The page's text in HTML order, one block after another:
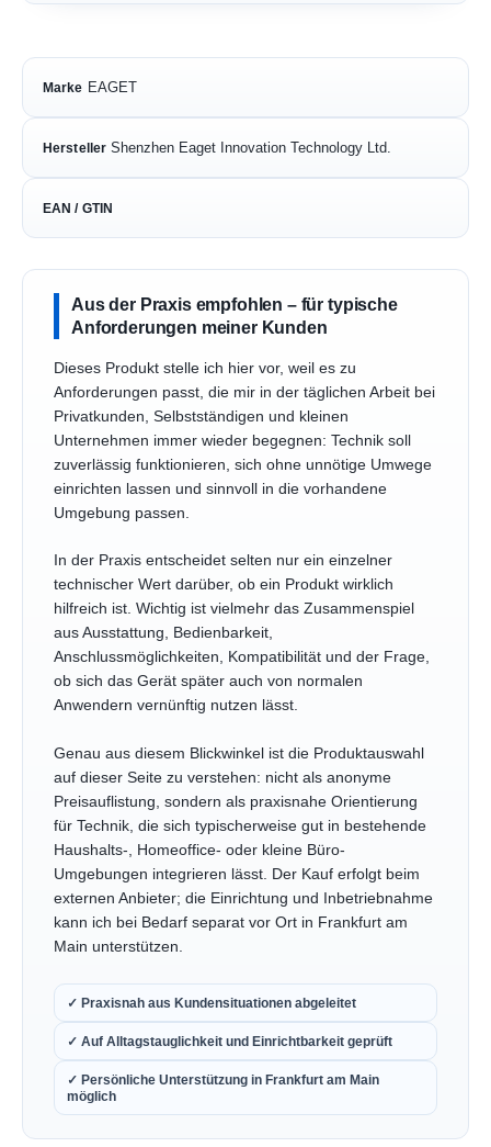
Marke EAGET
Hersteller Shenzhen Eaget Innovation Technology Ltd.
EAN / GTIN
Aus der Praxis empfohlen – für typische
Anforderungen meiner Kunden
Dieses Produkt stelle ich hier vor, weil es zu
Anforderungen passt, die mir in der täglichen Arbeit bei
Privatkunden, Selbstständigen und kleinen
Unternehmen immer wieder begegnen: Technik soll
zuverlässig funktionieren, sich ohne unnötige Umwege
einrichten lassen und sinnvoll in die vorhandene
Umgebung passen.
In der Praxis entscheidet selten nur ein einzelner
technischer Wert darüber, ob ein Produkt wirklich
hilfreich ist. Wichtig ist vielmehr das Zusammenspiel
aus Ausstattung, Bedienbarkeit,
Anschlussmöglichkeiten, Kompatibilität und der Frage,
ob sich das Gerät später auch von normalen
Anwendern vernünftig nutzen lässt.
Genau aus diesem Blickwinkel ist die Produktauswahl
auf dieser Seite zu verstehen: nicht als anonyme
Preisauflistung, sondern als praxisnahe Orientierung
für Technik, die sich typischerweise gut in bestehende
Haushalts-, Homeoffice- oder kleine Büro-
Umgebungen integrieren lässt. Der Kauf erfolgt beim
externen Anbieter; die Einrichtung und Inbetriebnahme
kann ich bei Bedarf separat vor Ort in Frankfurt am
Main unterstützen.
✓ Praxisnah aus Kundensituationen abgeleitet
✓ Auf Alltagstauglichkeit und Einrichtbarkeit geprüft
✓ Persönliche Unterstützung in Frankfurt am Main
möglich